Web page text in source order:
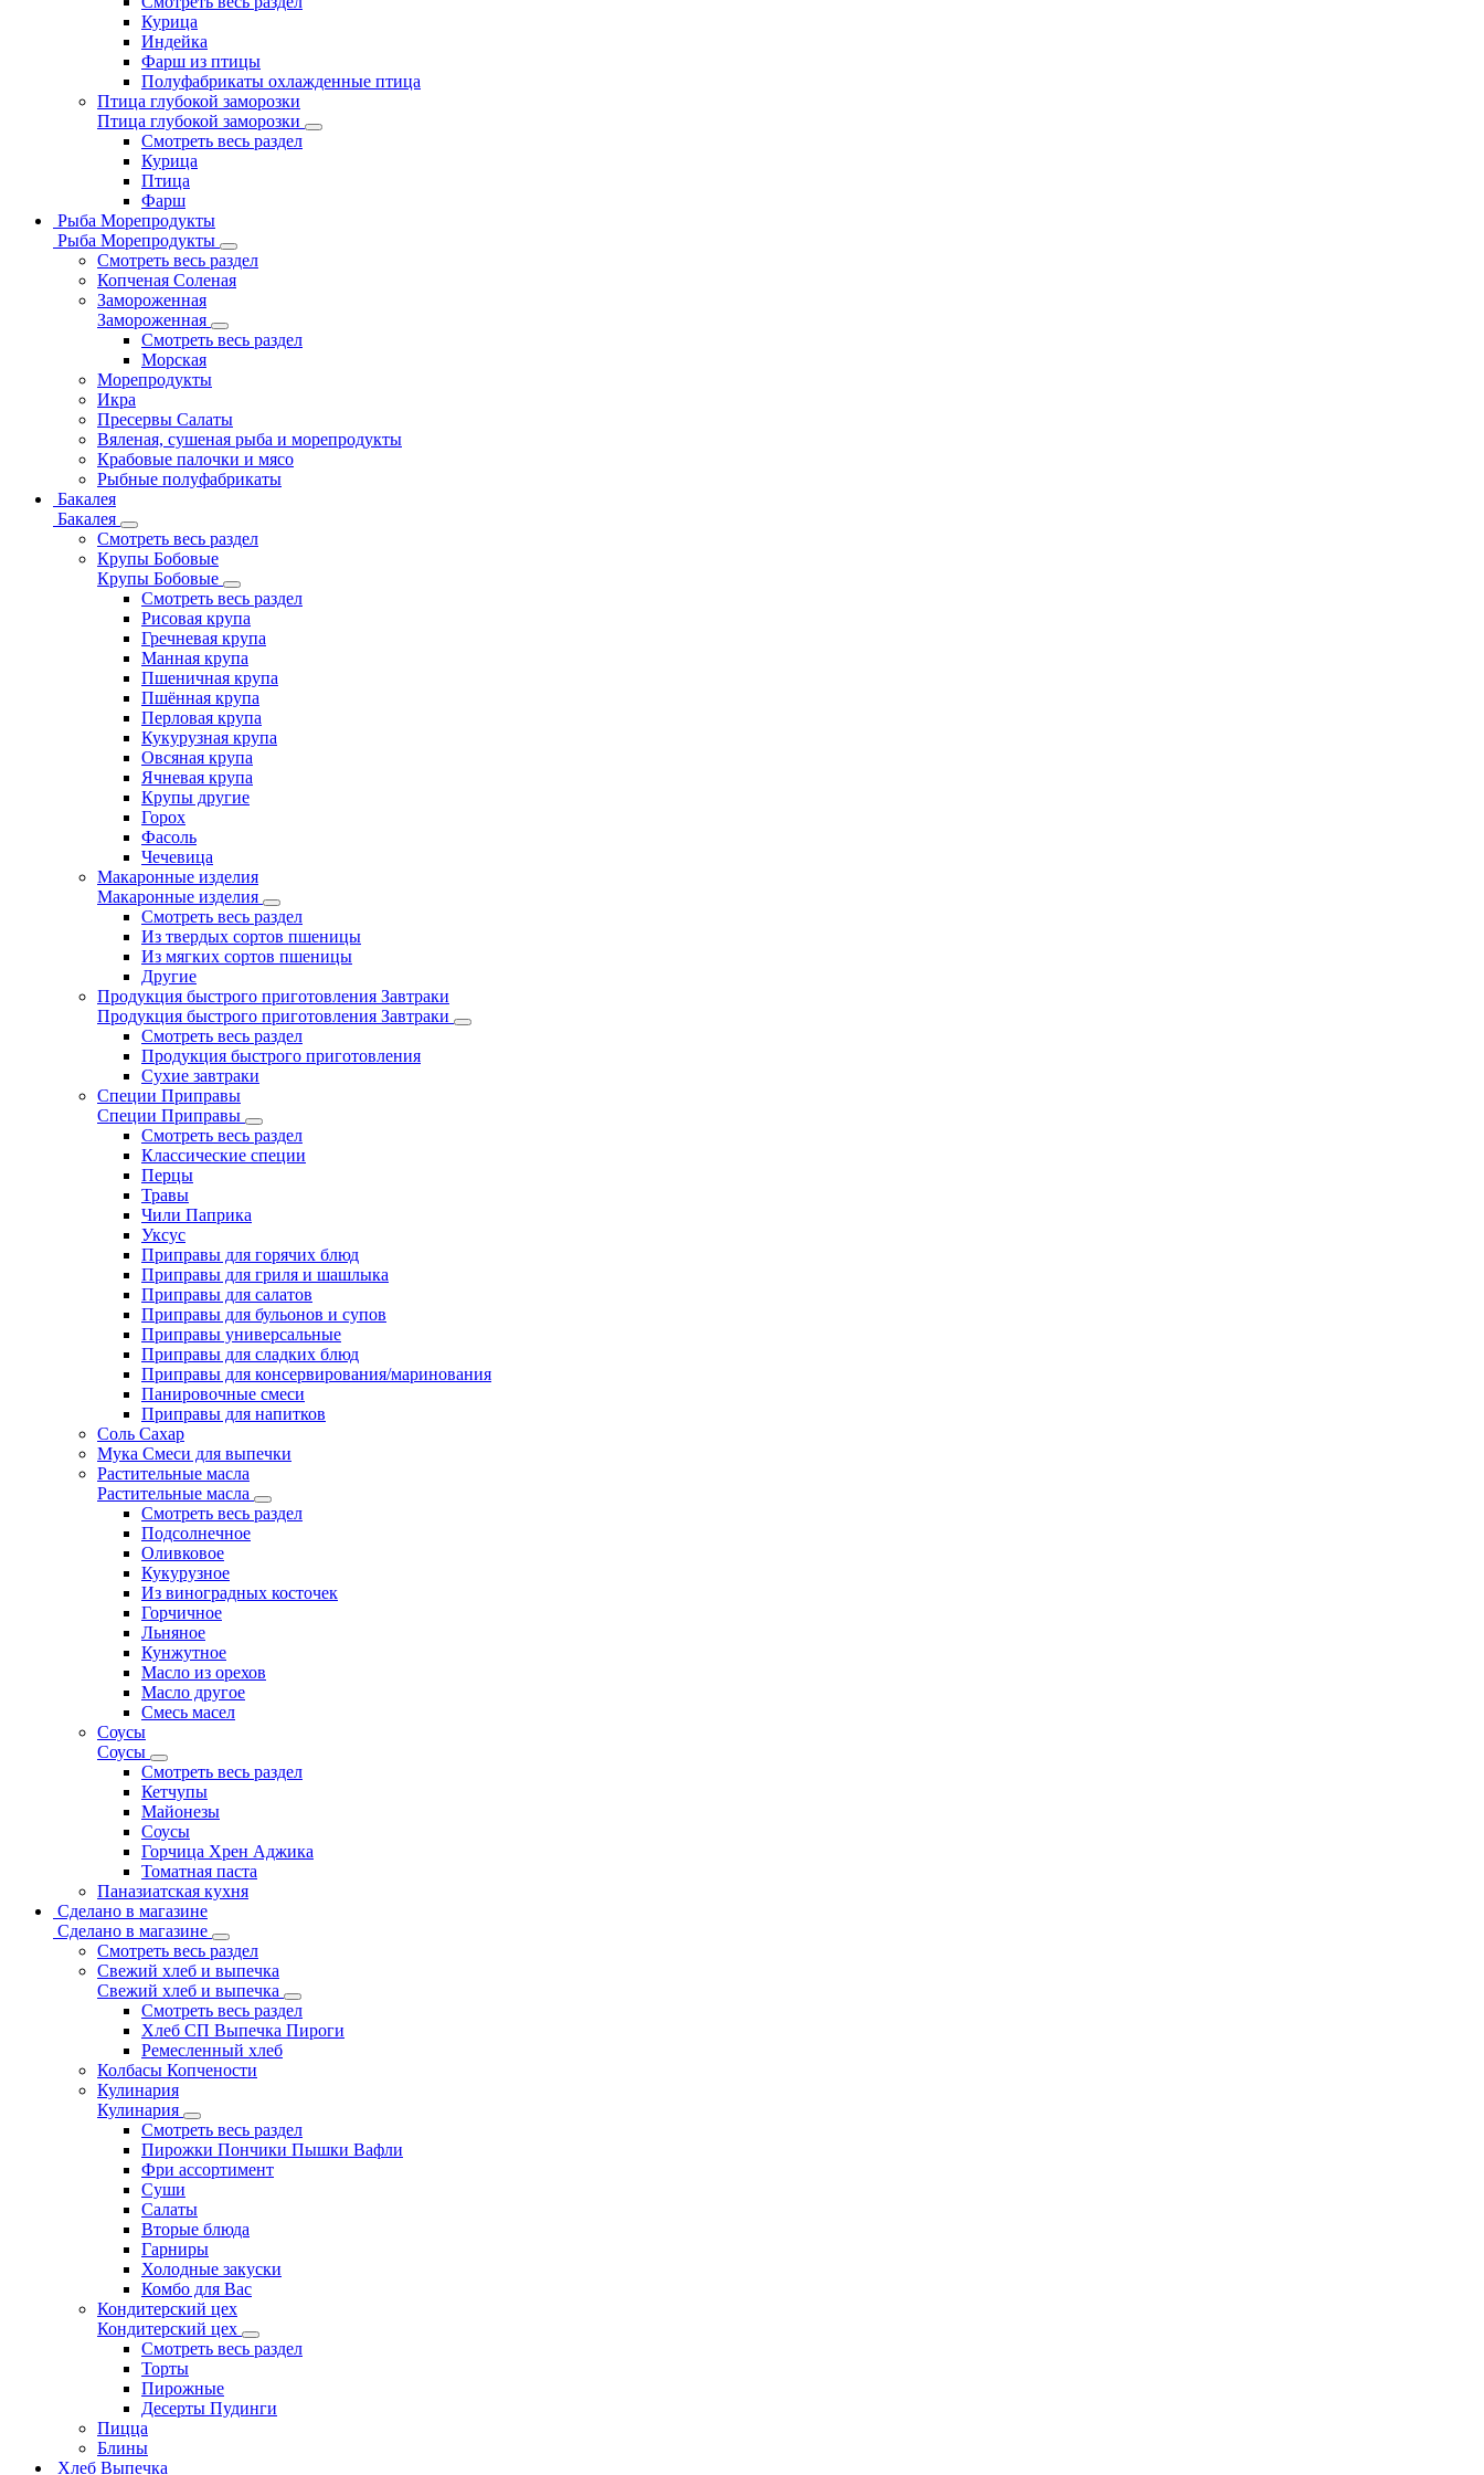
Курица
Индейка
Фарш из птицы
Полуфабрикаты охлажденные птица
Птица глубокой заморозки
Птица глубокой заморозки
Смотреть весь раздел
Курица
Птица
Фарш
Рыба Морепродукты
Рыба Морепродукты
Смотреть весь раздел
Копченая Соленая
Замороженная
Замороженная
Смотреть весь раздел
Морская
Морепродукты
Икра
Пресервы Салаты
Вяленая, сушеная рыба и морепродукты
Крабовые палочки и мясо
Рыбные полуфабрикаты
Бакалея
Бакалея
Смотреть весь раздел
Крупы Бобовые
Крупы Бобовые
Смотреть весь раздел
Рисовая крупа
Гречневая крупа
Манная крупа
Пшеничная крупа
Пшённая крупа
Перловая крупа
Кукурузная крупа
Овсяная крупа
Ячневая крупа
Крупы другие
Горох
Фасоль
Чечевица
Макаронные изделия
Макаронные изделия
Смотреть весь раздел
Из твердых сортов пшеницы
Из мягких сортов пшеницы
Другие
Продукция быстрого приготовления Завтраки
Продукция быстрого приготовления Завтраки
Смотреть весь раздел
Продукция быстрого приготовления
Сухие завтраки
Специи Приправы
Специи Приправы
Смотреть весь раздел
Классические специи
Перцы
Травы
Чили Паприка
Уксус
Приправы для горячих блюд
Приправы для гриля и шашлыка
Приправы для салатов
Приправы для бульонов и супов
Приправы универсальные
Приправы для сладких блюд
Приправы для консервирования/маринования
Панировочные смеси
Приправы для напитков
Соль Сахар
Мука Смеси для выпечки
Растительные масла
Растительные масла
Смотреть весь раздел
Подсолнечное
Оливковое
Кукурузное
Из виноградных косточек
Горчичное
Льняное
Кунжутное
Масло из орехов
Масло другое
Смесь масел
Соусы
Соусы
Смотреть весь раздел
Кетчупы
Майонезы
Соусы
Горчица Хрен Аджика
Томатная паста
Паназиатская кухня
Сделано в магазине
Сделано в магазине
Смотреть весь раздел
Свежий хлеб и выпечка
Свежий хлеб и выпечка
Смотреть весь раздел
Хлеб СП Выпечка Пироги
Ремесленный хлеб
Колбасы Копчености
Кулинария
Кулинария
Смотреть весь раздел
Пирожки Пончики Пышки Вафли
Фри ассортимент
Суши
Салаты
Вторые блюда
Гарниры
Холодные закуски
Комбо для Вас
Кондитерский цех
Кондитерский цех
Смотреть весь раздел
Торты
Пирожные
Десерты Пудинги
Пицца
Блины
Хлеб Выпечка